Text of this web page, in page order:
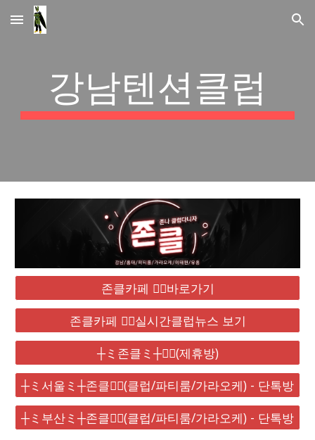
Skip to main content Skip to navigation
강남텐션클럽
존클카페 ❤️‍🔥바로가기
존클카페 ❤️‍🔥실시간클럽뉴스 보기
┼ミ존클ミ┼❤️‍🔥(제휴방)
┼ミ서울ミ┼존클❤️‍🔥(클럽/파티룸/가라오케) - 단톡방
┼ミ부산ミ┼존클❤️‍🔥(클럽/파티룸/가라오케) - 단톡방